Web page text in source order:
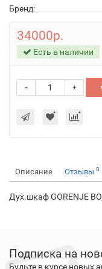
Бренд:
34000р.
Есть в наличии
+
-
Описание Отзывы 0
Дух.шкаф GORENJE
Подписка на
Будьте в курсе новых